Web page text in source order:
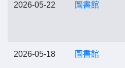
2026-05-22 圖書館
2026-05-18 圖書館